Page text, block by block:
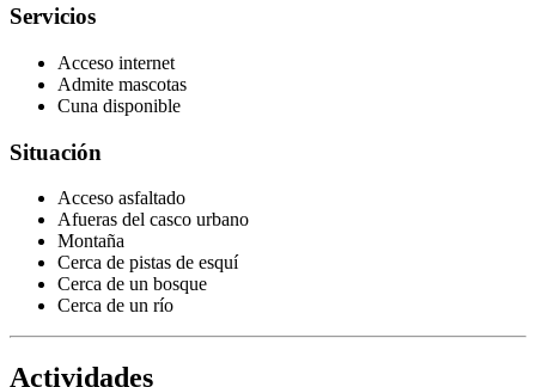
Servicios
Acceso internet
Admite mascotas
Cuna disponible
Situación
Acceso asfaltado
Afueras del casco urbano
Montaña
Cerca de pistas de esquí
Cerca de un bosque
Cerca de un río
Actividades